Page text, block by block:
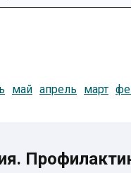
май апрель март